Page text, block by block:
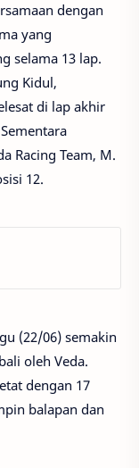
dengan
yang
selama 13 lap.
Kidul,
di lap akhir
Racing Team, M.
12.
(22/06) semakin
oleh Veda.
dengan 17
balapan dan